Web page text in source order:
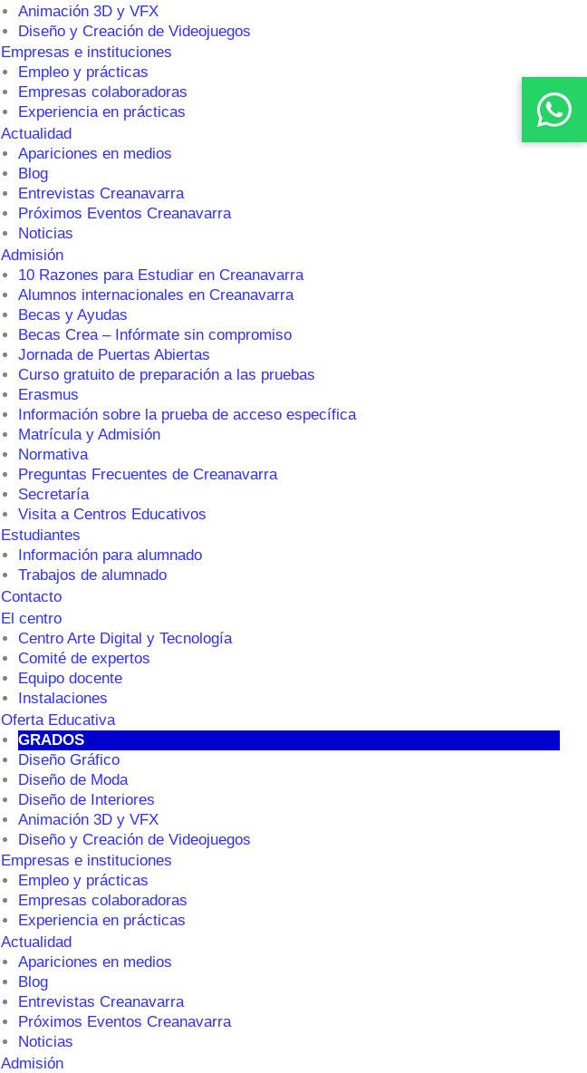
Animación 3D y VFX
Diseño y Creación de Videojuegos
Empresas e instituciones
Empleo y prácticas
Empresas colaboradoras
Experiencia en prácticas
Actualidad
Apariciones en medios
Blog
Entrevistas Creanavarra
Próximos Eventos Creanavarra
Noticias
Admisión
10 Razones para Estudiar en Creanavarra
Alumnos internacionales en Creanavarra
Becas y Ayudas
Becas Crea – Infórmate sin compromiso
Jornada de Puertas Abiertas
Curso gratuito de preparación a las pruebas
Erasmus
Información sobre la prueba de acceso específica
Matrícula y Admisión
Normativa
Preguntas Frecuentes de Creanavarra
Secretaría
Visita a Centros Educativos
Estudiantes
Información para alumnado
Trabajos de alumnado
Contacto
El centro
Centro Arte Digital y Tecnología
Comité de expertos
Equipo docente
Instalaciones
Oferta Educativa
GRADOS
Diseño Gráfico
Diseño de Moda
Diseño de Interiores
Animación 3D y VFX
Diseño y Creación de Videojuegos
Empresas e instituciones
Empleo y prácticas
Empresas colaboradoras
Experiencia en prácticas
Actualidad
Apariciones en medios
Blog
Entrevistas Creanavarra
Próximos Eventos Creanavarra
Noticias
Admisión